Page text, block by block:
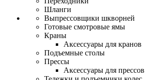
Шланги
Выпрессовщики шкворней
Готовые смотровые ямы
Краны
Аксессуары для кранов
Подъемные столы
Прессы
Аксессуары для прессов